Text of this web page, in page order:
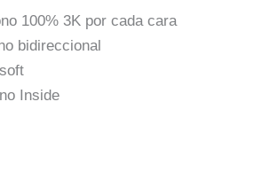
100% 3K por cada cara
bidireccional
Inside